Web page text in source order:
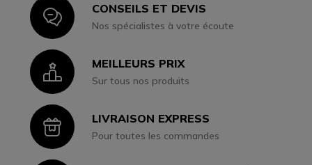
IconCONSEILS ET DEVIS
Nos spécialistes à votre écoute
IconMEILLEURS PRIX
Sur tous nos produits
IconLIVRAISON EXPRESS
Pour toutes les commandes